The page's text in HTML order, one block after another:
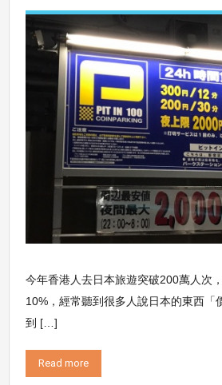
今年香港人去日本旅遊突破200萬人次
10%，經常聽到很多人說日本的東西「
到 […]
Read more